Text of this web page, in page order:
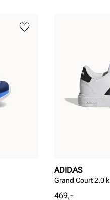
ADIDAS
Grand Court 2.0 k
Pris
469,-